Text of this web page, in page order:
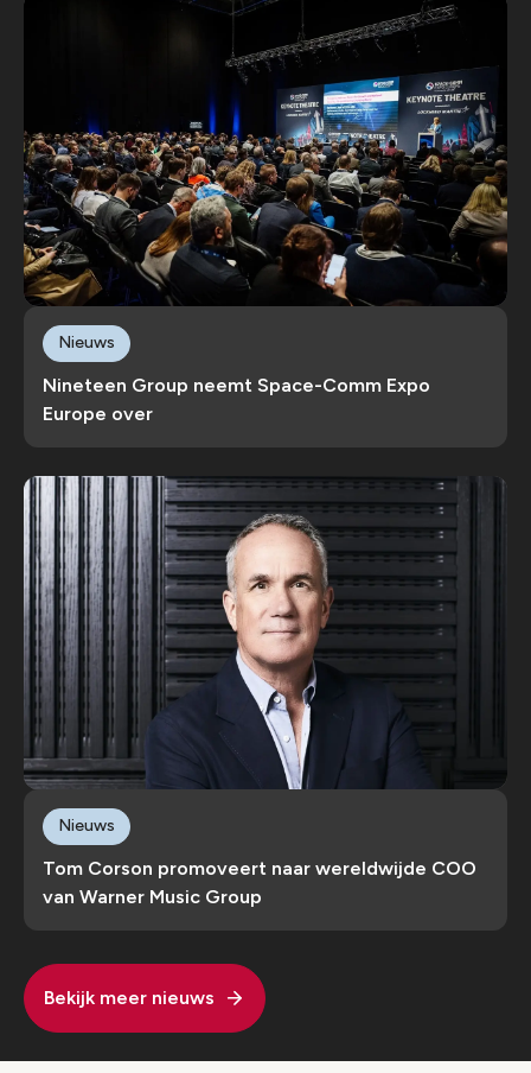
Nineteen Group neemt Space-Comm Expo
Europe over
Nieuws
Tom Corson promoveert naar wereldwijde COO
van Warner Music Group
Nieuws
Bekijk meer nieuws